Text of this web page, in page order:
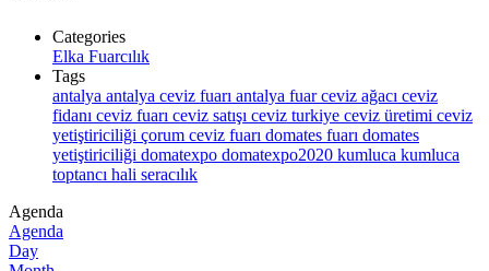
Categories
Elka Fuarcılık
Tags
antalya antalya ceviz fuarı antalya fuarceviz ağacı ceviz
fidanı ceviz fuarı ceviz satışı ceviz turkiye ceviz üretimi ceviz
yetiştiriciliği çorum ceviz fuarı domates fuarı domates
yetiştiriciliği domatexpo domatexpo2020 kumluca kumluca
toptancı hali seracılık
Agenda
Agenda
Day